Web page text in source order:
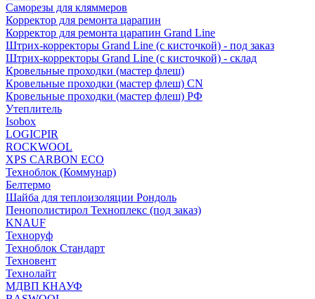
Саморезы для кляммеров
Корректор для ремонта царапин
Корректор для ремонта царапин Grand Line
Штрих-корректоры Grand Line (с кисточкой) - под заказ
Штрих-корректоры Grand Line (с кисточкой) - склад
Кровельные проходки (мастер флеш)
Кровельные проходки (мастер флеш) CN
Кровельные проходки (мастер флеш) РФ
Утеплитель
Isobox
LOGICPIR
ROCKWOOL
XPS CARBON ECO
Техноблок (Коммунар)
Белтермо
Шайба для теплоизоляции Рондоль
Пенополистирол Техноплекс (под заказ)
KNАUF
Технoруф
Техноблок Стандарт
Техновент
Технолайт
МДВП КНАУФ